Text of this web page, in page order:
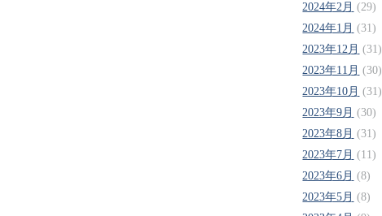
2024年2月 (29)
2024年1月 (31)
2023年12月 (31)
2023年11月 (30)
2023年10月 (31)
2023年9月 (30)
2023年8月 (31)
2023年7月 (11)
2023年6月 (8)
2023年5月 (8)